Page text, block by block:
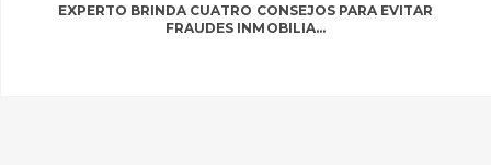
EXPERTO BRINDA CUATRO CONSEJOS PARA EVITAR
FRAUDES INMOBILIA...